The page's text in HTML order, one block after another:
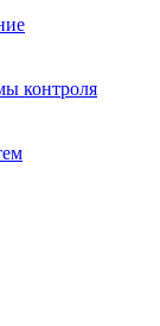
контроля